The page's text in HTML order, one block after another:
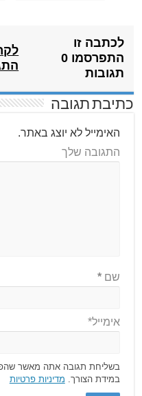
לכתבה זו
התפרסמו 0
תגובות
כתיבת תגובה
האימייל לא יוצג באתר.
התגובה שלך
שם*
אימייל*
בשליחת תגובה אתה מאשר
במידת הצורך. מדיניות פרטיות